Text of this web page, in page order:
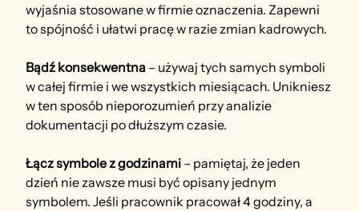
wyjaśnia stosowane w firmie oznaczenia. Zapewni
to spójność i ułatwi pracę w razie zmian kadrowych.
Bądź konsekwentna – używaj tych samych symboli
w całej firmie i we wszystkich miesiącach. Unikniesz
w ten sposób nieporozumień przy analizie
dokumentacji po dłuższym czasie.
Łącz symbole z godzinami – pamiętaj, że jeden
dzień nie zawsze musi być opisany jednym
symbolem. Jeśli pracownik pracował 4 godziny, a